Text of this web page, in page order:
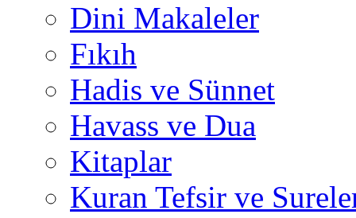
Dini Makaleler
Fıkıh
Hadis ve Sünnet
Havass ve Dua
Kitaplar
Kuran Tefsir ve